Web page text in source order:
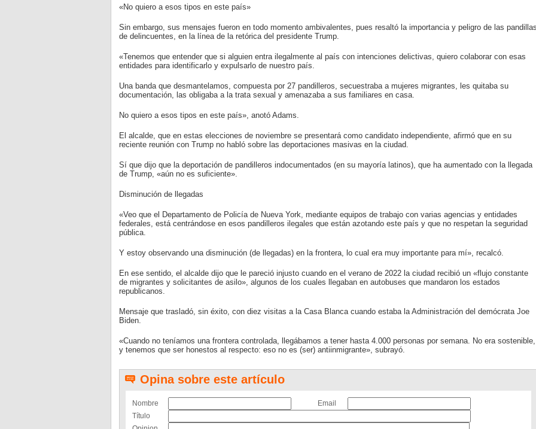
«No quiero a esos tipos en este país»
Sin embargo, sus mensajes fueron en todo momento ambivalentes, pues resaltó la importancia y peligro de las
de delincuentes, en la línea de la retórica del presidente Trump.
«Tenemos que entender que si alguien entra ilegalmente al país con intenciones delictivas, quiero colaborar con esas
entidades para identificarlo y expulsarlo de nuestro país.
Una banda que desmantelamos, compuesta por 27 pandilleros, secuestraba a mujeres migrantes, les quitaba su
documentación, las obligaba a la trata sexual y amenazaba a sus familiares en casa.
No quiero a esos tipos en este país», anotó Adams.
El alcalde, que en estas elecciones de noviembre se presentará como candidato independiente, afirmó que en su
reciente reunión con Trump no habló sobre las deportaciones masivas en la ciudad.
Sí que dijo que la deportación de pandilleros indocumentados (en su mayoría latinos), que ha aumentado con la llegada
de Trump, «aún no es suficiente».
Disminución de llegadas
«Veo que el Departamento de Policía de Nueva York, mediante equipos de trabajo con varias agencias y entidades
federales, está centrándose en esos pandilleros ilegales que están azotando este país y que no respetan la seguridad
pública.
Y estoy observando una disminución (de llegadas) en la frontera, lo cual era muy importante para mí», recalcó.
En ese sentido, el alcalde dijo que le pareció injusto cuando en el verano de 2022 la ciudad recibió un «flujo constante
de migrantes y solicitantes de asilo», algunos de los cuales llegaban en autobuses que mandaron los estados
republicanos.
Mensaje que trasladó, sin éxito, con diez visitas a la Casa Blanca cuando estaba la Administración del demócrata Joe
Biden.
«Cuando no teníamos una frontera controlada, llegábamos a tener hasta 4.000 personas por semana. No era sostenible,
y tenemos que ser honestos al respecto: eso no es (ser) antiinmigrante», subrayó.
Opina sobre este artículo
Nombre
Email
Título